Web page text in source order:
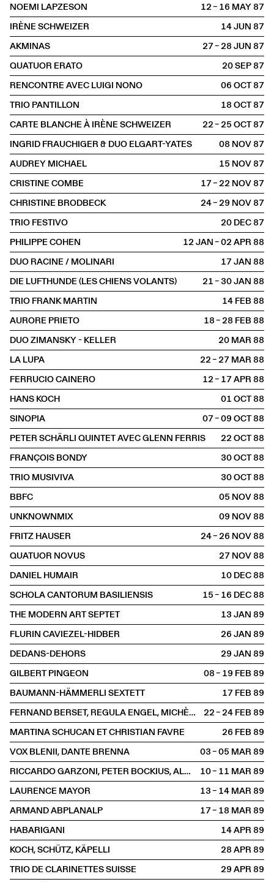
NOEMI LAPZESON
12 – 16 MAY1987
IRÈNE SCHWEIZER
14 JUN1987
AKMINAS
27 – 28 JUN1987
QUATUOR ERATO
20 SEP1987
RENCONTRE AVEC LUIGI NONO
06 OCT1987
TRIO PANTILLON
18 OCT1987
CARTE BLANCHE À IRÈNE SCHWEIZER
22 – 25 OCT1987
INGRID FRAUCHIGER & DUO ELGART-YATES
08 NOV1987
AUDREY MICHAEL
15 NOV1987
CRISTINE COMBE
17 – 22 NOV1987
CHRISTINE BRODBECK
24 – 29 NOV1987
TRIO FESTIVO
20 DEC1987
PHILIPPE COHEN
12 JAN – 02 APR1988
DUO RACINE / MOLINARI
17 JAN1988
DIE LUFTHUNDE (LES CHIENS VOLANTS)
21 – 30 JAN1988
TRIO FRANK MARTIN
14 FEB1988
AURORE PRIETO
18 – 28 FEB1988
DUO ZIMANSKY - KELLER
20 MAR1988
LA LUPA
22 – 27 MAR1988
FERRUCIO CAINERO
12 – 17 APR1988
HANS KOCH
01 OCT1988
SINOPIA
07 – 09 OCT1988
PETER SCHÄRLI QUINTET AVEC GLENN FERRIS
22 OCT1988
FRANÇOIS BONDY
30 OCT1988
TRIO MUSIVIVA
30 OCT1988
BBFC
05 NOV1988
UNKNOWNMIX
09 NOV1988
FRITZ HAUSER
24 – 26 NOV1988
QUATUOR NOVUS
27 NOV1988
DANIEL HUMAIR
10 DEC1988
SCHOLA CANTORUM BASILIENSIS
15 – 16 DEC1988
THE MODERN ART SEPTET
13 JAN1989
FLURIN CAVIEZEL-HIDBER
26 JAN1989
DEDANS-DEHORS
29 JAN1989
GILBERT PINGEON
08 – 19 FEB1989
BAUMANN-HÄMMERLI SEXTETT
17 FEB1989
FERNAND BERSET, REGULA ENGEL, MICHÈLE GLEIZER
22 – 24 FEB1989
MARTINA SCHUCAN ET CHRISTIAN FAVRE
26 FEB1989
VOX BLENII, DANTE BRENNA
03 – 05 MAR1989
RICCARDO GARZONI, PETER BOCKIUS, ALAN NELSON
10 – 11 MAR1989
LAURENCE MAYOR
13 – 14 MAR1989
ARMAND ABPLANALP
17 – 18 MAR1989
HABARIGANI
14 APR1989
KOCH, SCHÜTZ, KÄPELLI
28 APR1989
TRIO DE CLARINETTES SUISSE
29 APR1989